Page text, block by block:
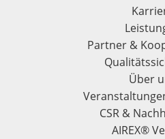
Partner &
Über
CSR &
AIREX®